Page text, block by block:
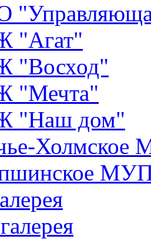
"Агат"
"Восход"
"Мечта"
"Наш дом"